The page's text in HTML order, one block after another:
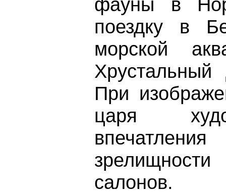
поездку в
морской
При
царя
салонов.